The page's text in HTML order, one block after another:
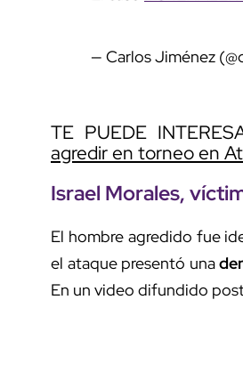
— Carlos Jiménez
TE PUEDE
agredir en torneo en
Israel Morales,
El hombre agredido fue
el ataque presentó una
En un video difundido